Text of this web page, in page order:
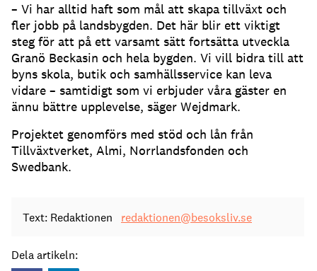
– Vi har alltid haft som mål att skapa tillväxt och
fler jobb på landsbygden. Det här blir ett viktigt
steg för att på ett varsamt sätt fortsätta utveckla
Granö Beckasin och hela bygden. Vi vill bidra till att
byns skola, butik och samhällsservice kan leva
vidare – samtidigt som vi erbjuder våra gäster en
ännu bättre upplevelse, säger Wejdmark.
Projektet genomförs med stöd och lån från
Tillväxtverket, Almi, Norrlandsfonden och
Swedbank.
Text: Redaktionen redaktionen@besoksliv.se
Dela artikeln: